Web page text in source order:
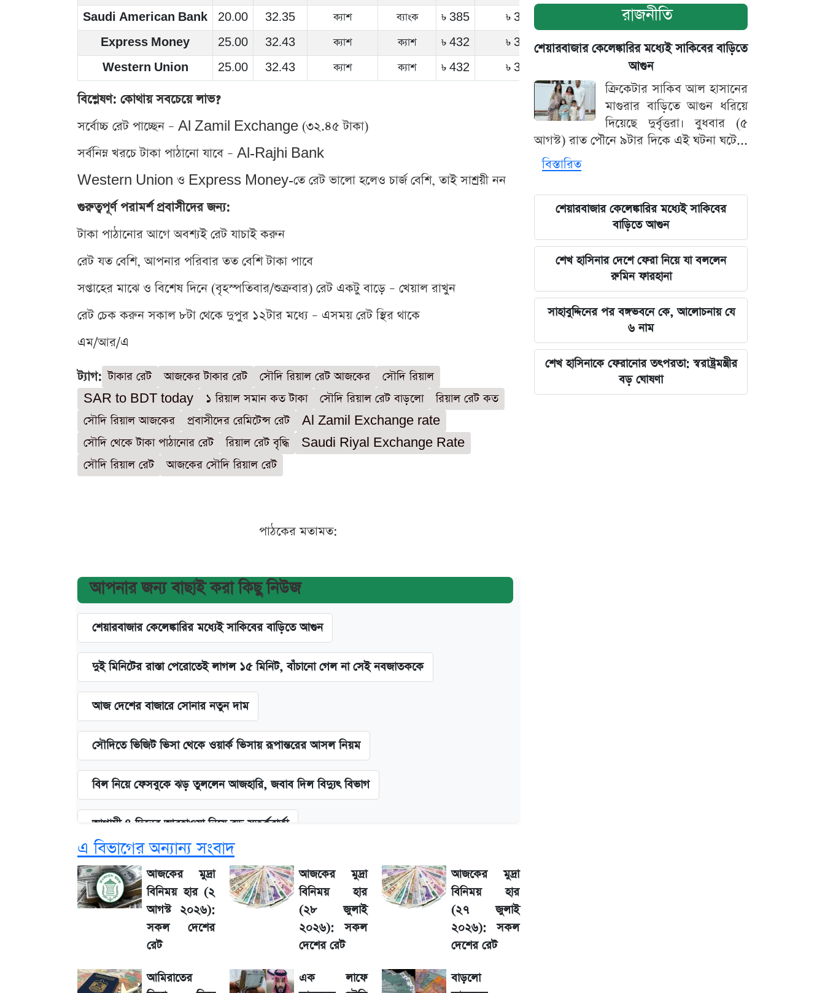
Saudi American Bank
20.00 32.35 ক্যাশ ব্যাংক ৳ 385
৳ 31635
Express Money
25.00 32.43 ক্যাশ ক্যাশ ৳ 432
৳ 31531
Western Union
25.00 32.43 ক্যাশ ক্যাশ ৳ 432 ৳ 31531
বিশ্লেষণ: কোথায় সবচেয়ে লাভ?
সর্বোচ্চ রেট পাচ্ছেন – Al Zamil Exchange (৩২.৪৫ টাকা)
সর্বনিম্ন খরচে টাকা পাঠানো যাবে – Al-Rajhi Bank
Western Union ও Express Money-তে রেট ভালো হলেও চার্জ বেশি, তাই সাশ্রয়ী নন
গুরুত্বপূর্ণ পরামর্শ প্রবাসীদের জন্য:
টাকা পাঠানোর আগে অবশ্যই রেট যাচাই করুন
রেট যত বেশি, আপনার পরিবার তত বেশি টাকা পাবে
সপ্তাহের মাঝে ও বিশেষ দিনে (বৃহস্পতিবার/শুক্রবার) রেট একটু বাড়ে – খেয়াল রাখুন
রেট চেক করুন সকাল ৮টা থেকে দুপুর ১২টার মধ্যে – এসময় রেট স্থির থাকে
এম/আর/এ
ট্যাগ: টাকার রেট আজকের টাকার রেট সৌদি রিয়াল রেট আজকের
সৌদি রিয়াল
SAR to BDT today
১ রিয়াল সমান কত টাকা সৌদি রিয়াল রেট বাড়লো
রিয়াল রেট কত
সৌদি রিয়াল আজকের
প্রবাসীদের রেমিটেন্স রেট
Al Zamil Exchange rate
সৌদি থেকে টাকা পাঠানোর রেট
রিয়াল রেট বৃদ্ধি
Saudi Riyal Exchange Rate
সৌদি রিয়াল রেট
আজকের সৌদি রিয়াল রেট
পাঠকের মতামত:
আপনার জন্য বাছাই করা কিছু নিউজ
শেয়ারবাজার কেলেঙ্কারির মধ্যেই সাকিবের বাড়িতে আগুন
দুই মিনিটের রাস্তা পেরোতেই লাগল ১৫ মিনিট, বাঁচানো গেল না সেই নবজাতককে
আজ দেশের বাজারে সোনার নতুন দাম
সৌদিতে ভিজিট ভিসা থেকে ওয়ার্ক ভিসায় রূপান্তরের আসল নিয়ম
বিল নিয়ে ফেসবুকে ঝড় তুললেন আজহারি, জবাব দিল বিদ্যুৎ বিভাগ
আগামী ৪ দিনের আবহাওয়া নিয়ে বড় সতর্কবার্তা
বাংলাদেশ নিয়ে যা বললেন সজীব ওয়াজেদ জয়
লিটনকে নিয়ে টিম ম্যানেজমেন্টের নতুন পরিকল্পনা
২ লাখ মানুষ অপেক্ষায়, কিন্তু দেখা গেল না শেখ হাসিনাকে! এরপর যা ঘটল...
আগামীকালই স্পষ্ট হবে এসএসসি ফল প্রকাশের তারিখ
এ বিভাগের অন্যান্য সংবাদ
আজকের মুদ্রা
বিনিময় হার (২
আগস্ট ২০২৬):
সকল দেশের
রেট
আজকের মুদ্রা
বিনিময় হার
(২৮ জুলাই
২০২৬): সকল
দেশের রেট
আজকের মুদ্রা
বিনিময় হার
(২৭ জুলাই
২০২৬): সকল
দেশের রেট
আমিরাতের
এক লাফে
বাড়লো
রাজনীতি
শেয়ারবাজার কেলেঙ্কারির মধ্যেই সাকিবের বাড়িতে
আগুন
ক্রিকেটার সাকিব আল হাসানের
মাগুরার বাড়িতে আগুন ধরিয়ে
দিয়েছে দুর্বৃত্তরা। বুধবার (৫
আগস্ট) রাত পৌনে ৯টার দিকে এই ঘটনা ঘটে...
বিস্তারিত
শেয়ারবাজার কেলেঙ্কারির মধ্যেই সাকিবের
বাড়িতে আগুন
শেখ হাসিনার দেশে ফেরা নিয়ে যা বললেন
রুমিন ফারহানা
সাহাবুদ্দিনের পর বঙ্গভবনে কে, আলোচনায় যে
৬ নাম
শেখ হাসিনাকে ফেরানোর তৎপরতা: স্বরাষ্ট্রমন্ত্রীর
বড় ঘোষণা